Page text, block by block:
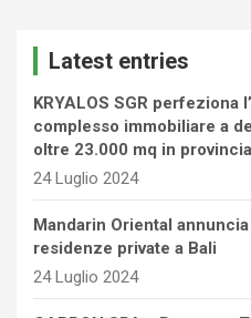
Latest entries
KRYALOS SGR perfeziona
complesso immobiliare a
oltre 23.000 mq in
24 Luglio 2024
Mandarin Oriental
residenze private a Bali
24 Luglio 2024